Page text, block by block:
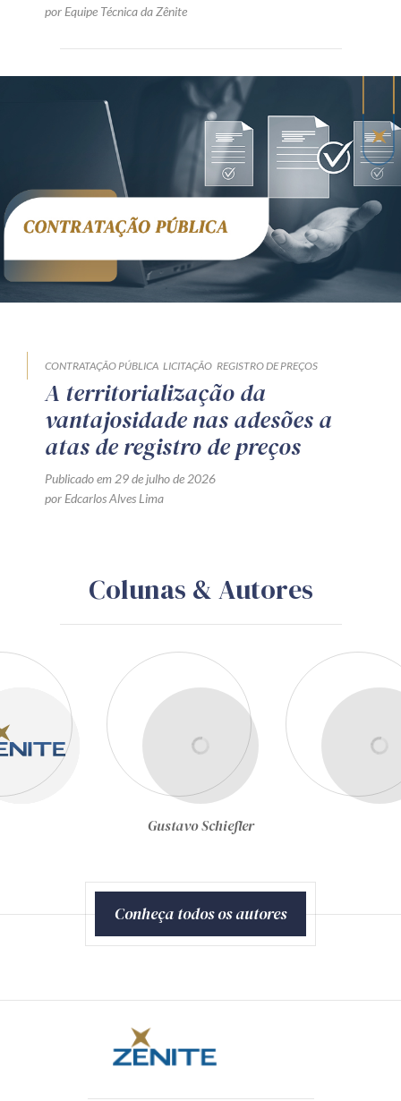
por Equipe Técnica da Zênite
CONTRATAÇÃO PÚBLICA LICITAÇÃO REGISTRO DE PREÇOS
A territorialização da
vantajosidade nas adesões a
atas de registro de preços
Publicado em 29 de julho de 2026
por Edcarlos Alves Lima
Colunas & Autores
Gustavo Schiefler
Conheça todos os autores